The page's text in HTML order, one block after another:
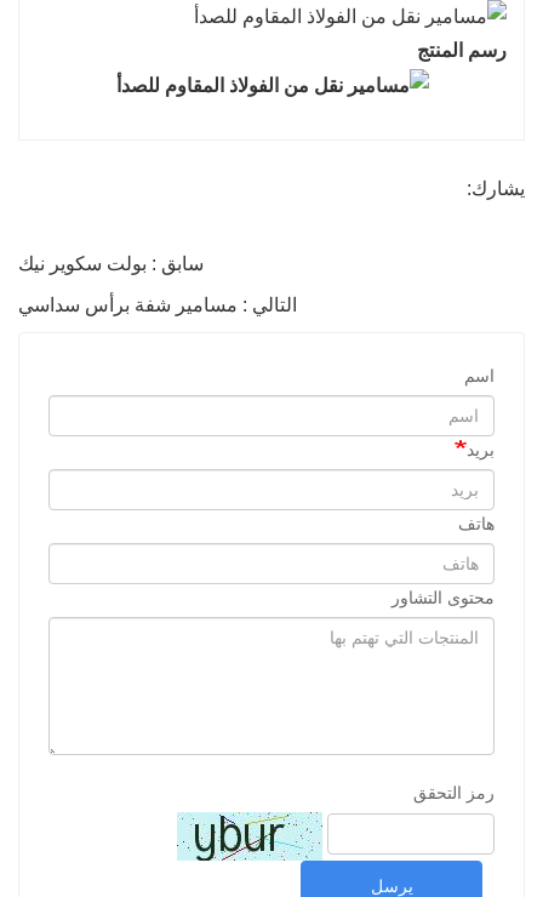
رسم المنتج
يشارك:
سابق : بولت سكوير نيك
التالي : مسامير شفة برأس سداسي
اسم
بريد
هاتف
محتوى التشاور
رمز التحقق
يرسل